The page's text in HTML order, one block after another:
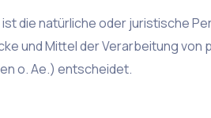
die natürliche oder juristische
und Mittel der Verarbeitung
o. Ae.) entscheidet.